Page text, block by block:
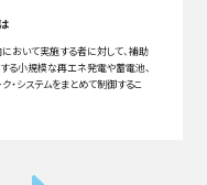
おいて実施する者に対して、補助
る小規模な再エネ発電や蓄電池、
・システムをまとめて制御するこ